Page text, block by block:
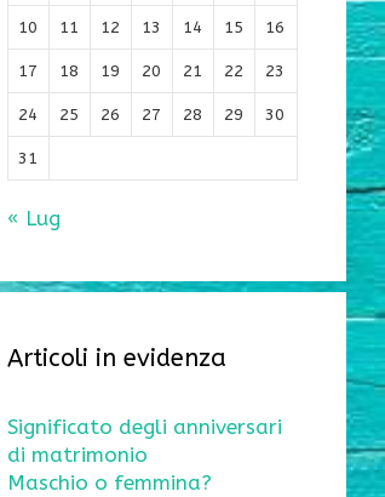
10 11 12 13 14 15 16
17 18 19 20 21 22 23
24 25 26 27 28 29 30
31
« Lug
Articoli in evidenza
Significato degli anniversari
di matrimonio
Maschio o femmina?